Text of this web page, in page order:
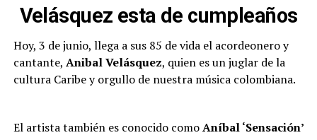
Velásquez esta de cumpleaños
Hoy, 3 de junio, llega a sus 85 de vida el acordeonero y
cantante, Anibal Velásquez, quien es un juglar de la
cultura Caribe y orgullo de nuestra música colombiana.
El artista también es conocido comoAníbal ‘Sensación’